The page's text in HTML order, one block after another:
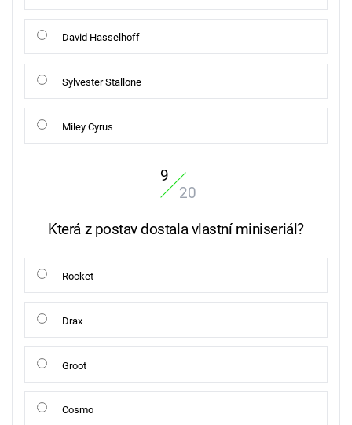
David Hasselhoff
Sylvester Stallone
Miley Cyrus
9
20
Která z postav dostala vlastní miniseriál?
Rocket
Drax
Groot
Cosmo